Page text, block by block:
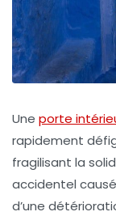
Une porte
rapidement
fragilisant la
accidentel
d’une